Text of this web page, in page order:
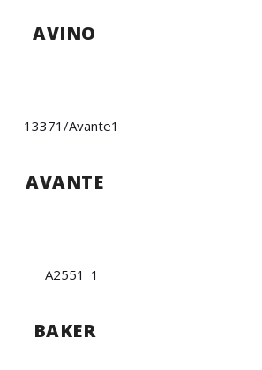
AVINO
AVANTE
BAKER